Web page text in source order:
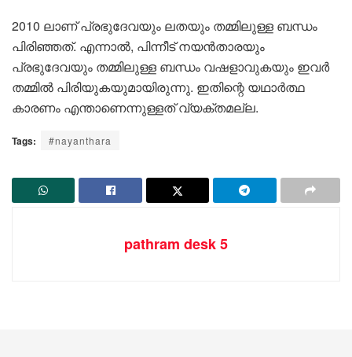
2010 ലാണ് പ്രഭുദേവയും ലതയും തമ്മിലുള്ള ബന്ധം
പിരിഞ്ഞത്. എന്നാൽ, പിന്നീട് നയൻതാരയും
പ്രഭുദേവയും തമ്മിലുള്ള ബന്ധം വഷളാവുകയും ഇവർ
തമ്മിൽ പിരിയുകയുമായിരുന്നു. ഇതിന്റെ യഥാർത്ഥ
കാരണം എന്താണെന്നുള്ളത് വ്യക്തമല്ല.
Tags: #nayanthara
pathram desk 5